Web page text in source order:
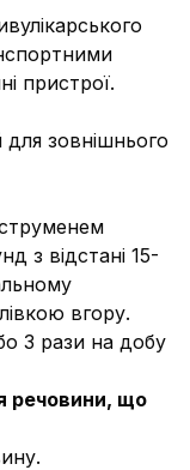
пристрої.
для зовнішнього
з відстані 15-
вгору.
3 рази на добу
речовини, що